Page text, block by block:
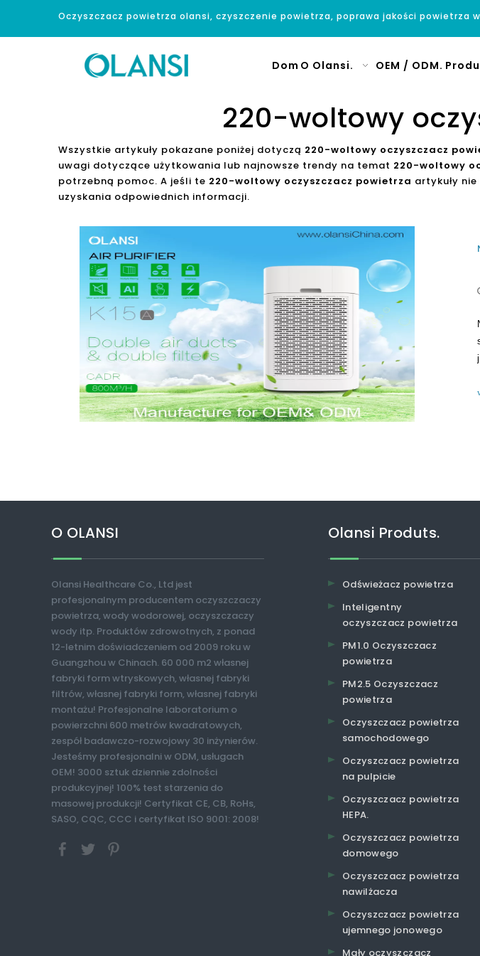
Oczyszczacz powietrza olansi, czyszczenie powietrza, poprawa jakości powietrza
Dom O Olansi. OEM / ODM.
220-woltowy
Wszystkie artykuły pokazane poniżej dotyczą 220-woltowy oczyszczacz
uwagi dotyczące użytkowania lub najnowsze trendy na temat 220-woltowy
potrzebną pomoc. A jeśli te 220-woltowy oczyszczacz powietrza artykuły
uzyskania odpowiednich informacji.
O OLANSI
Olansi Healthcare Co., Ltd jest
profesjonalnym producentem oczyszczaczy
powietrza, wody wodorowej, oczyszczaczy
wody itp. Produktów zdrowotnych, z ponad
12-letnim doświadczeniem od 2009 roku w
Guangzhou w Chinach. 60 000 m2 własnej
fabryki form wtryskowych, własnej fabryki
filtrów, własnej fabryki form, własnej fabryki
montażu! Profesjonalne laboratorium o
powierzchni 600 metrów kwadratowych,
zespół badawczo-rozwojowy 30 inżynierów.
Jesteśmy profesjonalni w ODM, usługach
OEM! 3000 sztuk dziennie zdolności
produkcyjnej! 100% test starzenia do
masowej produkcji! Certyfikat CE, CB, RoHs,
SASO, CQC, CCC i certyfikat ISO 9001: 2008!
Olansi Produts.
Odświeżacz powietrza
Inteligentny
oczyszczacz powietrza
PM1.0 Oczyszczacz
powietrza
PM2.5 Oczyszczacz
powietrza
Oczyszczacz powietrza
samochodowego
Oczyszczacz powietrza
na pulpicie
Oczyszczacz powietrza
HEPA.
Oczyszczacz powietrza
domowego
Oczyszczacz powietrza
nawilżacza
Oczyszczacz powietrza
ujemnego jonowego
Mały oczyszczacz